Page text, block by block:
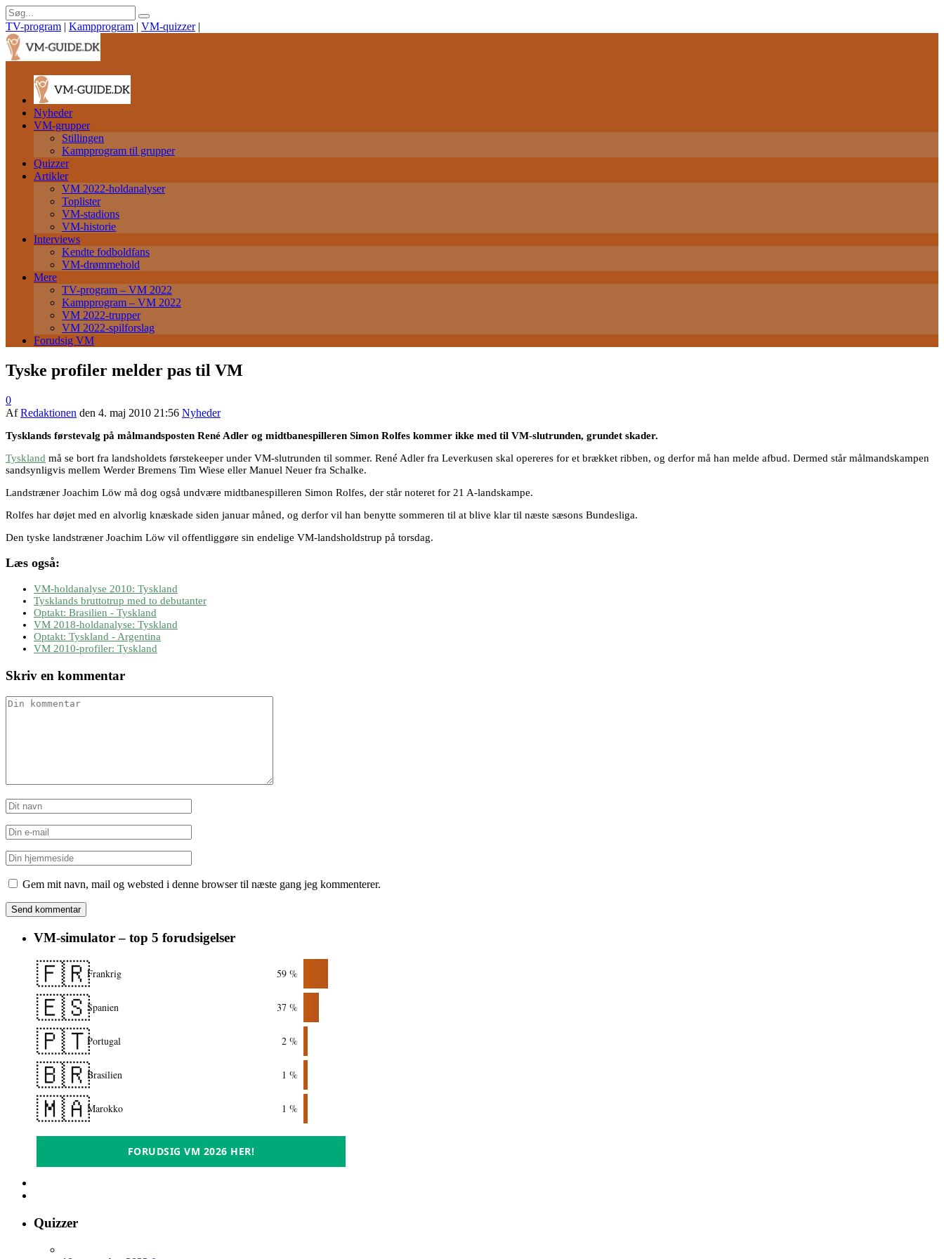
TV-program | Kampprogram | VM-quizzer |
Nyheder
VM-grupper
Stillingen
Kampprogram til grupper
Quizzer
Artikler
VM 2022-holdanalyser
Toplister
VM-stadions
VM-historie
Interviews
Kendte fodboldfans
VM-drømmehold
Mere
TV-program – VM 2022
Kampprogram – VM 2022
VM 2022-trupper
VM 2022-spilforslag
Forudsig VM
Tyske profiler melder pas til VM
0
AfRedaktionen den 4. maj 2010 21:56 Nyheder
Tysklands førstevalg på målmandsposten René Adler og midtbanespilleren Simon Rolfes kommer ikke med til VM-slutrunden, grundet skader.
Tyskland må se bort fra landsholdets førstekeeper under VM-slutrunden til sommer. René Adler fra Leverkusen skal opereres for et brækket ribben, og derfor må han melde afbud. Dermed står målmandskampen
sandsynligvis mellem Werder Bremens Tim Wiese eller Manuel Neuer fra Schalke.
Landstræner Joachim Löw må dog også undvære midtbanespilleren Simon Rolfes, der står noteret for 21 A-landskampe.
Rolfes har døjet med en alvorlig knæskade siden januar måned, og derfor vil han benytte sommeren til at blive klar til næste sæsons Bundesliga.
Den tyske landstræner Joachim Löw vil offentliggøre sin endelige VM-landsholdstrup på torsdag.
Læs også:
VM-holdanalyse 2010: Tyskland
Tysklands bruttotrup med to debutanter
Optakt: Brasilien - Tyskland
VM 2018-holdanalyse: Tyskland
Optakt: Tyskland - Argentina
VM 2010-profiler: Tyskland
Skriv en kommentar
Gem mit navn, mail og websted i denne browser til næste gang jeg kommenterer.
VM-simulator – top 5 forudsigelser
🇫🇷Frankrig 59 %
🇪🇸Spanien 37 %
🇵🇹Portugal 2 %
🇧🇷Brasilien 1 %
🇲🇦Marokko 1 %
FORUDSIG VM 2026 HER!
Quizzer